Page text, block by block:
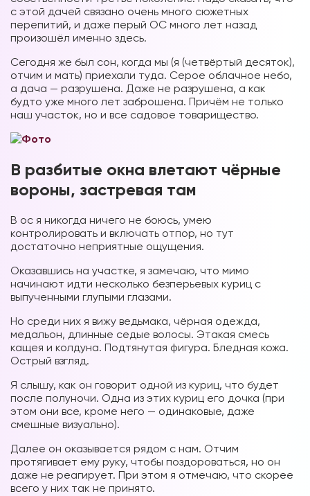
с этой дачей связано очень много сюжетных
перепитий, и даже перый ОС много лет назад
произошёл именно здесь.
Сегодня же был сон, когда мы (я (четвёртый десяток),
отчим и мать) приехали туда. Серое облачное небо,
а дача — разрушена. Даже не разрушена, а как
будто уже много лет заброшена. Причём не только
наш участок, но и все садовое товарищество.
В разбитые окна влетают чёрные
вороны, застревая там
В ос я никогда ничего не боюсь, умею
контролировать и включать отпор, но тут
достаточно неприятные ощущения.
Оказавшись на участке, я замечаю, что мимо
начинают идти несколько безперьевых куриц с
выпученными глупыми глазами.
Но среди них я вижу ведьмака, чёрная одежда,
медальон, длинные седые волосы. Этакая смесь
кащея и колдуна. Подтянутая фигура. Бледная кожа.
Острый взгляд.
Я слышу, как он говорит одной из куриц, что будет
после полуночи. Одна из этих куриц его дочка (при
этом они все, кроме него — одинаковые, даже
смешные визуально).
Далее он оказывается рядом с нам. Отчим
протягивает ему руку, чтобы поздороваться, но он
даже не реагирует. При этом я отмечаю, что скорее
всего у них так не принято.